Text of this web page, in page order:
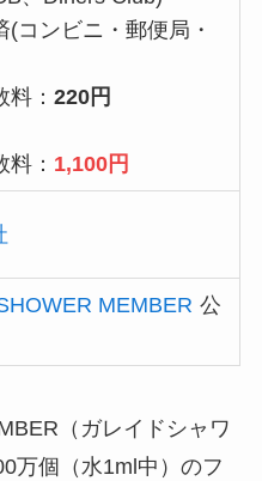
(コンビニ・郵便局・
料：220円
： 1,100円
MEMBER 公
（ガレイドシャワ
万個（水1ml中）のフ